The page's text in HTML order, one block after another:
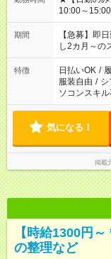
10:00～
期間
【急募】即
し2カ月～の
特徴 日払いOK /
服装自由 / シ
ソコンスキ
気になる！
掲載
【時給1300円
の整理など